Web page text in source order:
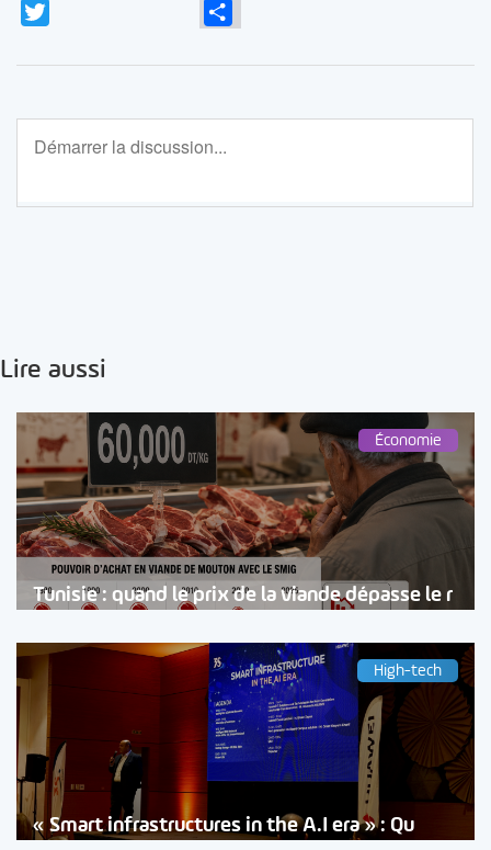
Lire aussi
Économie
Tunisie : quand le prix de la viande dépasse le r
High-tech
« Smart infrastructures in the A.I era » : Qu